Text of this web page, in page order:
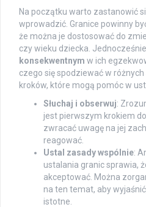
Na początku warto zastanowić
wprowadzić. Granice powinny
że można je dostosować do
czy wieku dziecka.
konsekwentnym w ich
czego się spodziewać w
kroków, które mogą pomóc w
Słuchaj i obserwuj:
jest pierwszym krokiem
zwracać uwagę na jej
reagować.
Ustal zasady wspólnie:
ustalania granic sprawia,
akceptować. Można
na ten temat, aby
istotne.